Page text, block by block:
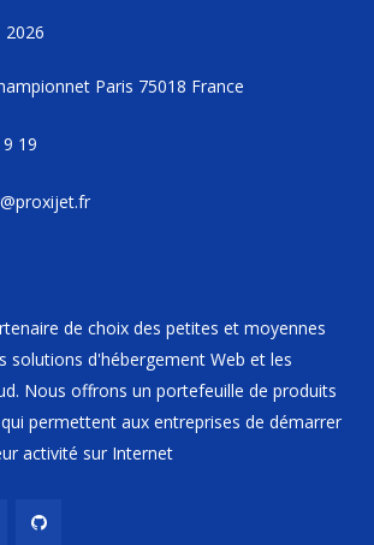
2026
Paris 75018 France
19
de choix des petites et moyennes
solutions d'hébergement Web et les
Nous offrons un portefeuille de produits
permettent aux entreprises de démarrer
activité sur Internet